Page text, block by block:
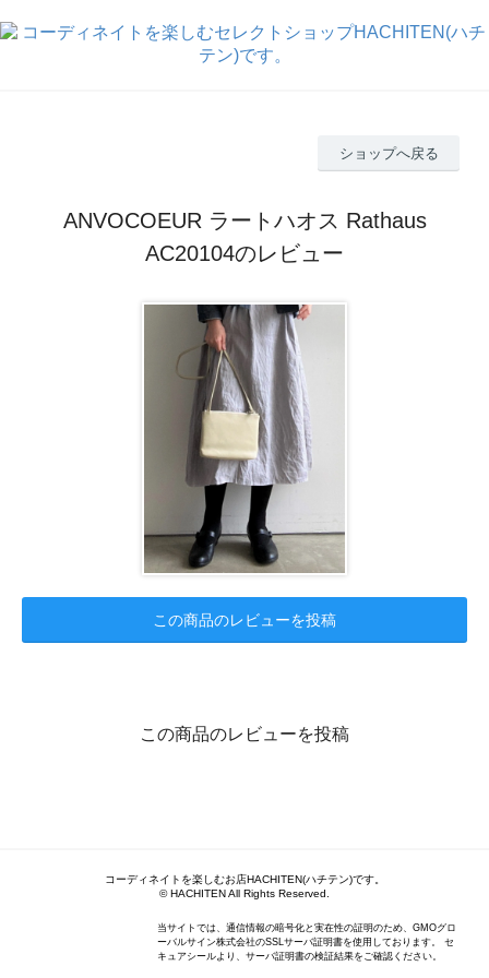
ショップへ戻る
ANVOCOEUR ラートハオス Rathaus
AC20104のレビュー
この商品のレビューを投稿
この商品のレビューを投稿
コーディネイトを楽しむお店HACHITEN(ハチテン)です。
© HACHITEN All Rights Reserved.
当サイトでは、通信情報の暗号化と実在性の証明のため、GMOグロ
ーバルサイン株式会社のSSLサーバ証明書を使用しております。 セ
キュアシールより、サーバ証明書の検証結果をご確認ください。